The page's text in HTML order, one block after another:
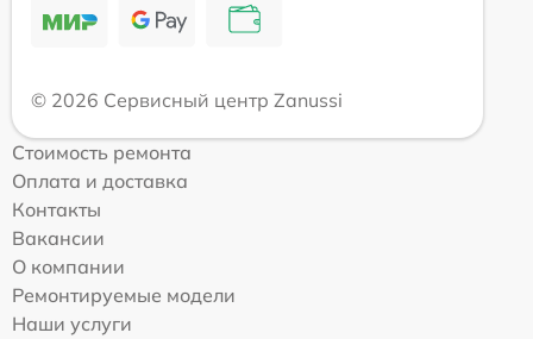
© 2026 Сервисный центр Zanussi
Стоимость ремонта
Оплата и доставка
Контакты
Вакансии
О компании
Ремонтируемые модели
Наши услуги